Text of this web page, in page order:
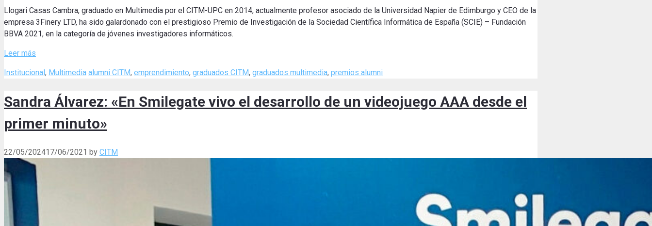
Llogari Casas Cambra, graduado en Multimedia por el CITM-UPC en 2014, actualmente profesor asociado de la Universidad Napier de Edimburgo y CEO de la
empresa 3Finery LTD, ha sido galardonado con el prestigioso Premio de Investigación de la Sociedad Científica Informática de España (SCIE) – Fundación
BBVA 2021, en la categoría de jóvenes investigadores informáticos.
Leer más
Categories
Institucional, Multimedia Tags
alumni CITM, emprendimiento, graduados CITM, graduados multimedia, premios alumni
Sandra Álvarez: «En Smilegate vivo el desarrollo de un videojuego AAA desde el
primer minuto»
22/05/202417/06/2021 by CITM